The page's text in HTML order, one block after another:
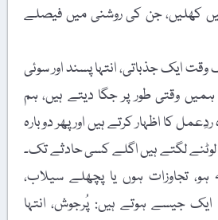
کھلیں، جن کی روشنی میں فیصلے
ایک جذباتی، انتہا پسند اور سوئی
ہمیں وقتی طور پر جگا دیتے ہیں، ہم
کا اظہار کرتے ہیں اور پھر دوبارہ
لگتے ہیں اگلے کسی حادثے تک۔
ہو، تجاوزات ہوں یا پچھلے سیلاب،
جیسے ہوتے ہیں: پُرجوش، انتہا